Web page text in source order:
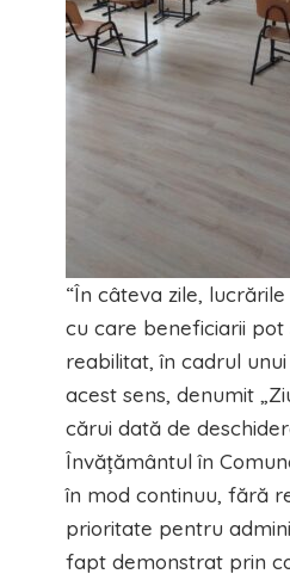
“În câteva zile,
cu care beneficiarii pot
reabilitat, în cadrul
acest sens, denumit
cărui dată de
Învățământul în
în mod continuu, fără
prioritate pentru
fapt demonstrat prin